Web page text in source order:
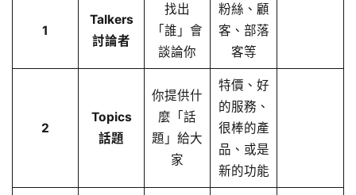
1
Talkers
討論者
找出
「誰」會
談論你
粉絲、顧
客、部落
客等
2
Topics
話題
你提供什
麼「話
題」給大
家
特價、好
的服務、
很棒的產
品、或是
新的功能